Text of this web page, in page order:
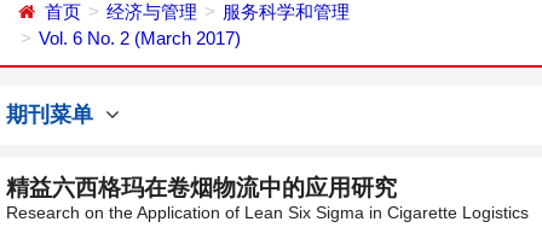
首页 经济与管理
服务科学和管理
Vol. 6 No. 2 (March 2017)
期刊菜单
精益六西格玛在卷烟物流中的应用研究
Research on the Application of Lean Six Sigma in Cigarette Logistics